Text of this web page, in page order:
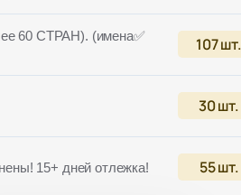
60 СТРАН). (имена✅
107шт.
30шт.
15+ дней отлежка! 55шт.